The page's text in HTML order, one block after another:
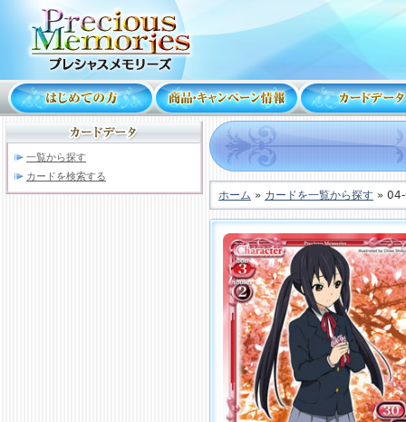
一覧から探す
カードを検索する
ホーム » カードを一覧から探す »